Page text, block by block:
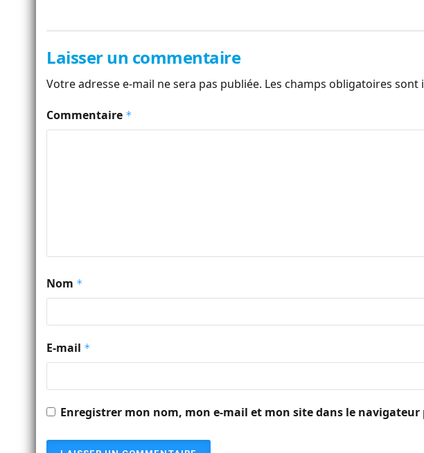
Laisser un commentaire
Votre adresse e-mail ne sera pas publiée. Les champs obligatoires sont
Commentaire *
Nom *
E-mail *
Enregistrer mon nom, mon e-mail et mon site dans le